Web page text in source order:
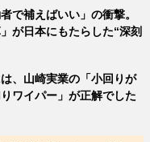
で補えばいい」の衝撃。
が日本にもたらした“深刻
、山崎実業の「小回りが
ワイパー」が正解でした